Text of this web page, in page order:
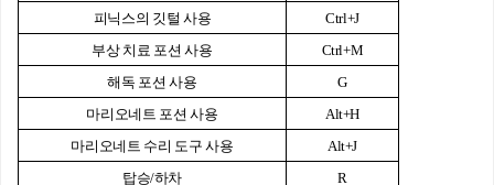
피닉스의 깃털 사용
Ctrl+J
부상 치료 포션 사용
Ctrl+M
해독 포션 사용
G
마리오네트 포션 사용
Alt+H
마리오네트 수리 도구 사용
Alt+J
탑승/하차
R